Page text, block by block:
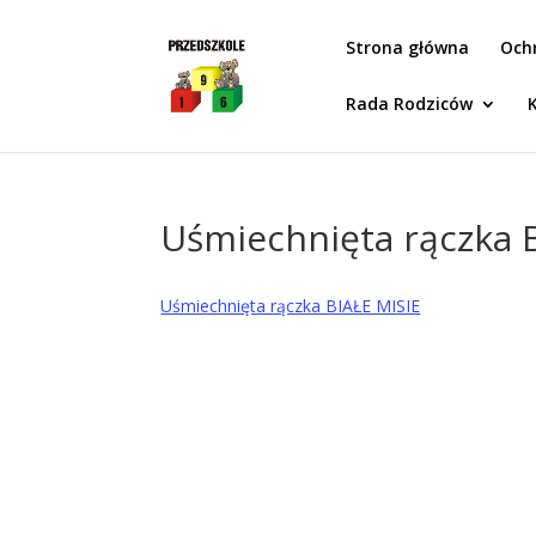
Strona główna
Rada Rodziców
Uśmiechnięta rączka
Uśmiechnięta rączka BIAŁE MISIE